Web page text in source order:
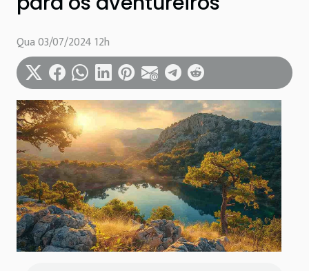
Qua 03/07/2024 12h